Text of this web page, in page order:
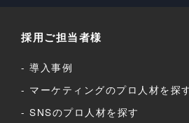
採用ご担当者様
導入事例
マーケティングのプロ人材を探
SNSのプロ人材を探す